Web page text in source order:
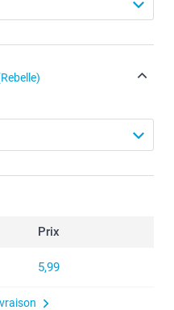
Prix
5,99